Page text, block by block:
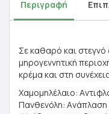
Περιγραφή
Σε καθαρό και
μηρογεννητική
κρέμα και στη
Χαμομηλέλαιο:
Πανθενόλη: